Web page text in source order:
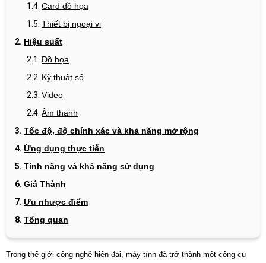
Card đồ họa
Thiết bị ngoại vi
Hiệu suất
Đồ họa
Kỹ thuật số
Video
Âm thanh
Tốc độ, độ chính xác và khả năng mở rộng
Ứng dụng thực tiễn
Tính năng và khả năng sử dụng
Giá Thành
Ưu nhược điểm
Tổng quan
Trong thế giới công nghệ hiện đại, máy tính đã trở thành một công cụ